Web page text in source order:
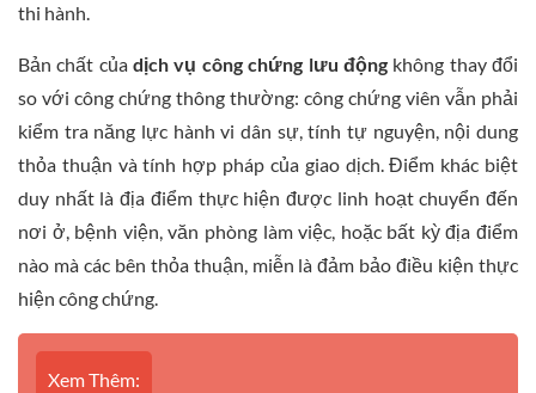
thi hành.
Bản chất củadịch vụ công chứng lưu độngkhông thay đổi
so với công chứng thông thường: công chứng viên vẫn phải
kiểm tra năng lực hành vi dân sự, tính tự nguyện, nội dung
thỏa thuận và tính hợp pháp của giao dịch. Điểm khác biệt
duy nhất là địa điểm thực hiện được linh hoạt chuyển đến
nơi ở, bệnh viện, văn phòng làm việc, hoặc bất kỳ địa điểm
nào mà các bên thỏa thuận, miễn là đảm bảo điều kiện thực
hiện công chứng.
Xem Thêm: